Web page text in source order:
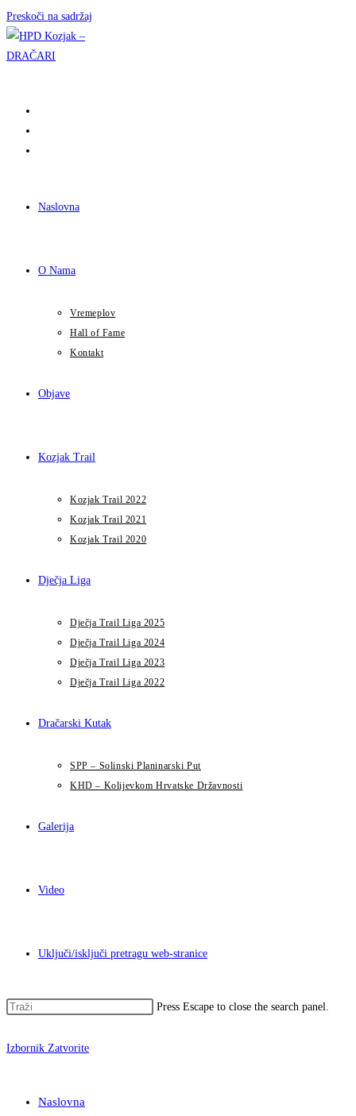
Preskoči na sadržaj
Naslovna
O Nama
Vremeplov
Hall of Fame
Kontakt
Objave
Kozjak Trail
Kozjak Trail 2022
Kozjak Trail 2021
Kozjak Trail 2020
Dječja Liga
Dječja Trail Liga 2025
Dječja Trail Liga 2024
Dječja Trail Liga 2023
Dječja Trail Liga 2022
Dračarski Kutak
SPP – Solinski Planinarski Put
KHD – Kolijevkom Hrvatske Državnosti
Galerija
Video
Uključi/isključi pretragu web-stranice
Press Escape to close the search panel.
Izbornik Zatvorite
Naslovna